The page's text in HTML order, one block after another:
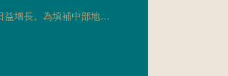
益增長。為填補中部地…